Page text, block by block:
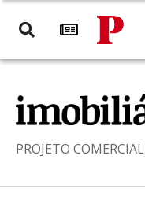
PROJETO COMERCIAL